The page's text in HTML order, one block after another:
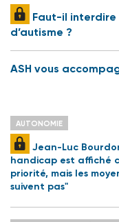
Faut-il interdire
d’autisme ?
ASH vous
AUTONOMIE
Jean-Luc
handicap est affiché
priorité, mais les
suivent pas"